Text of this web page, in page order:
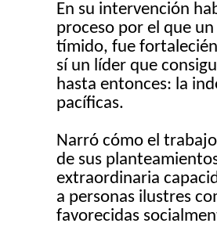
En su intervención
proceso por el que
tímido, fue
sí un líder que
hasta entonces: la
pacíficas.
Narró cómo el
de sus
extraordinaria
a personas ilustres
favorecidas